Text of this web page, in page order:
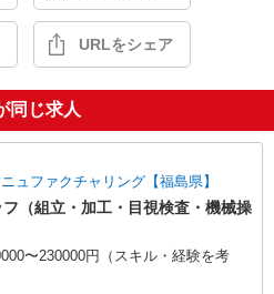
URLをシェア
同じ求人
ファクチャリング【福島県】
（組立・加工・目視検査・機械操
〜230000円（スキル・経験を考